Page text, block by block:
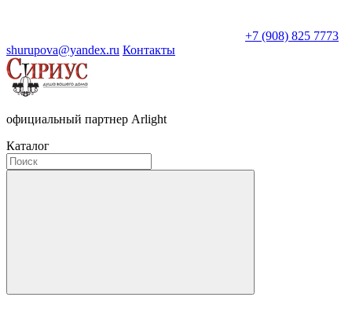
+7 (908) 825 7773
shurupova@yandex.ru Контакты
официальный партнер Arlight
Каталог